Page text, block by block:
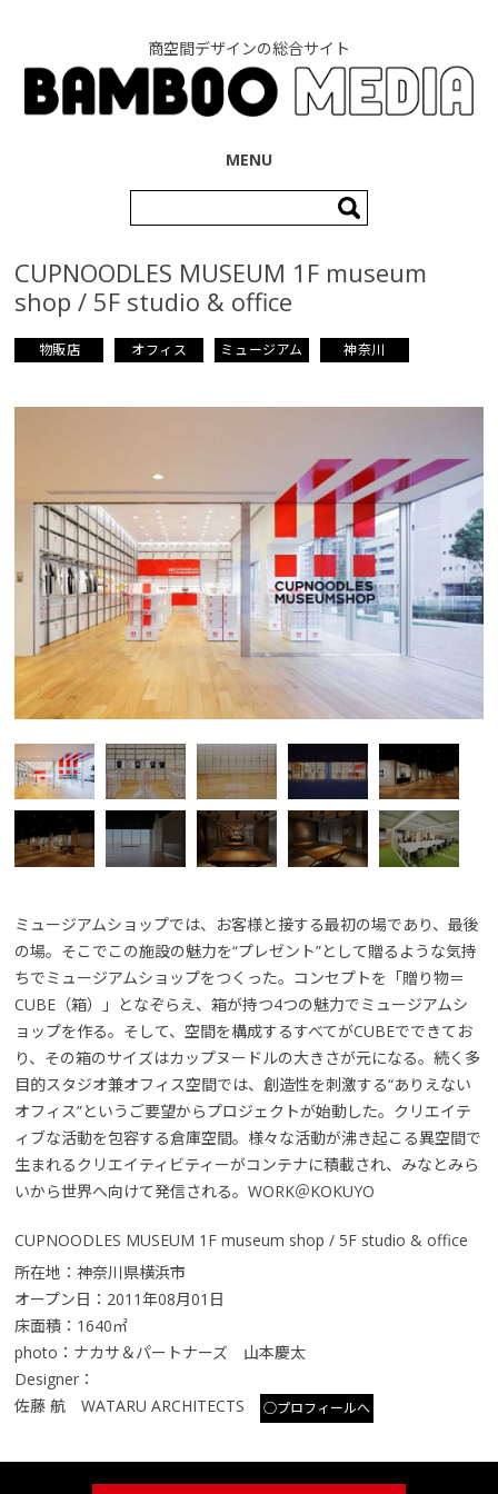
商空間デザインの総合サイト
MENU
索:
CUPNOODLES MUSEUM 1F museum
shop / 5F studio & office
物販店 オフィス ミュージアム 神奈川
ミュージアムショップでは、お客様と接する最初の場であり、最後
の場。そこでこの施設の魅力を“プレゼント”として贈るような気持
ちでミュージアムショップをつくった。コンセプトを「贈り物＝
CUBE（箱）」となぞらえ、箱が持つ4つの魅力でミュージアムシ
ョップを作る。そして、空間を構成するすべてがCUBEでできてお
り、その箱のサイズはカップヌードルの大きさが元になる。続く多
目的スタジオ兼オフィス空間では、創造性を刺激する“ありえない
オフィス”というご要望からプロジェクトが始動した。クリエイテ
ィブな活動を包容する倉庫空間。様々な活動が沸き起こる異空間で
生まれるクリエイティビティーがコンテナに積載され、みなとみら
いから世界へ向けて発信される。WORK＠KOKUYO
CUPNOODLES MUSEUM 1F museum shop / 5F studio & office
所在地：神奈川県横浜市
オープン日：2011年08月01日
床面積：1640㎡
photo：ナカサ＆パートナーズ 山本慶太
Designer：
佐藤 航 WATARU ARCHITECTS
○プロフィールへ